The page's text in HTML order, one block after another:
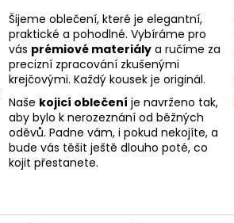
Šijeme oblečení, které je elegantní,
praktické a pohodlné. Vybíráme pro
vás prémiové materiály a ručíme za
precizní zpracování zkušenými
krejčovými. Každý kousek je originál.
Naše kojicí oblečení je navrženo tak,
aby bylo k nerozeznání od běžných
oděvů. Padne vám, i pokud nekojíte, a
bude vás těšit ještě dlouho poté, co
kojit přestanete.